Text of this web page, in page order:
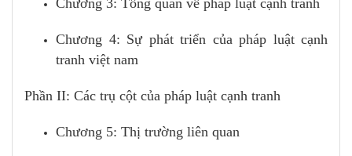
Chương 4: Sự phát triển của pháp luật cạnh
tranh việt nam
Phần II: Các trụ cột của pháp luật cạnh tranh
Chương 5: Thị trường liên quan